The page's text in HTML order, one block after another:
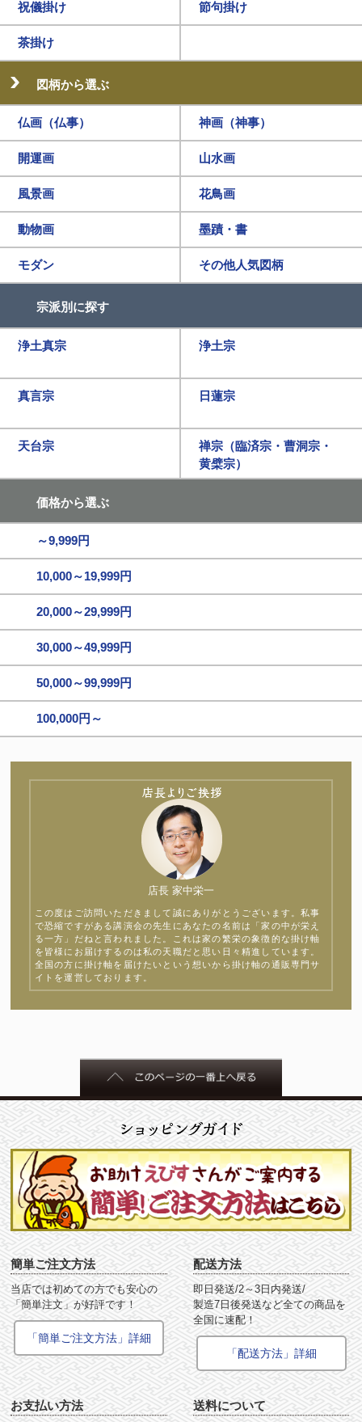
祝儀掛け 節句掛け
茶掛け
図柄から選ぶ
仏画（仏事） 神画（神事）
開運画 山水画
風景画 花鳥画
動物画 墨蹟・書
モダン その他人気図柄
宗派別に探す
浄土真宗 浄土宗
真言宗 日蓮宗
天台宗
禅宗（臨済宗・曹洞宗・
黄檗宗）
価格から選ぶ
～9,999円
10,000～19,999円
20,000～29,999円
30,000～49,999円
50,000～99,999円
100,000円～
店長 家中栄一
この度はご訪問いただきまして誠にありがとうございます。私事
で恐縮ですがある講演会の先生にあなたの名前は「家の中が栄え
る一方」だねと言われました。これは家の繁栄の象徴的な掛け軸
を皆様にお届けするのは私の天職だと思い日々精進しています。
全国の方に掛け軸を届けたいという想いから掛け軸の通販専門サ
イトを運営しております。
簡単ご注文方法
当店では初めての方でも安心の
「簡単注文」が好評です！
「簡単ご注文方法」詳細
配送方法
即日発送/2～3日内発送/
製造7日後発送など全ての商品を
全国に速配！
「配送方法」詳細
お支払い方法 送料について